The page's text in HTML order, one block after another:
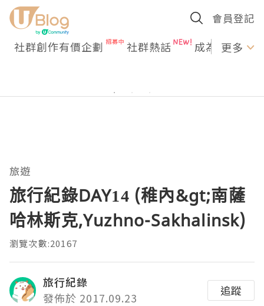
會員登記
社群創作有價企劃 社群熱話 成為U更多
旅遊
旅行紀錄DAY14 (稚內&gt;南薩
哈林斯克,Yuzhno-Sakhalinsk)
瀏覽次數:20167
旅行紀錄
發佈於 2017.09.23
追蹤